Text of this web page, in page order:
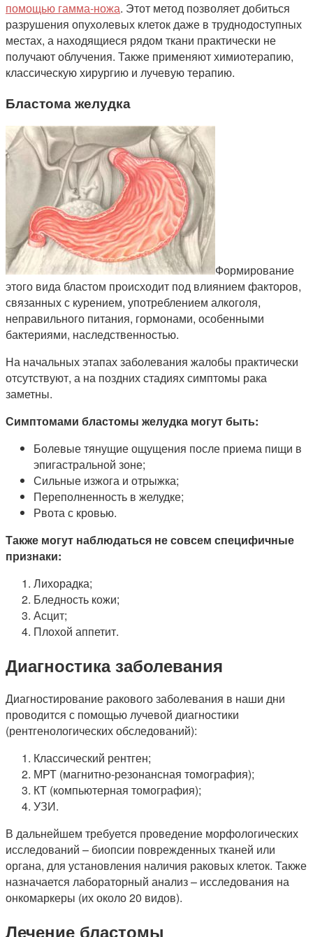
помощью гамма-ножа. Этот метод позволяет добиться
разрушения опухолевых клеток даже в труднодоступных
местах, а находящиеся рядом ткани практически не
получают облучения. Также применяют химиотерапию,
классическую хирургию и лучевую терапию.
Бластома желудка
Формирование
этого вида бластом происходит под влиянием факторов,
связанных с курением, употреблением алкоголя,
неправильного питания, гормонами, особенными
бактериями, наследственностью.
На начальных этапах заболевания жалобы практически
отсутствуют, а на поздних стадиях симптомы рака
заметны.
Симптомами бластомы желудка могут быть:
Болевые тянущие ощущения после приема пищи в
эпигастральной зоне;
Сильные изжога и отрыжка;
Переполненность в желудке;
Рвота с кровью.
Также могут наблюдаться не совсем специфичные
признаки:
Лихорадка;
Бледность кожи;
Асцит;
Плохой аппетит.
Диагностика заболевания
Диагностирование ракового заболевания в наши дни
проводится с помощью лучевой диагностики
(рентгенологических обследований):
Классический рентген;
МРТ (магнитно-резонансная томография);
КТ (компьютерная томография);
УЗИ.
В дальнейшем требуется проведение морфологических
исследований – биопсии поврежденных тканей или
органа, для установления наличия раковых клеток. Также
назначается лабораторный анализ – исследования на
онкомаркеры (их около 20 видов).
Лечение бластомы